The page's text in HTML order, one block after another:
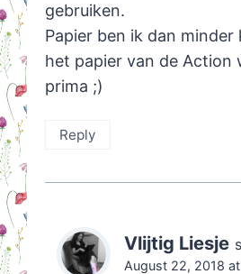
gebruiken.
Papier ben ik dan minder
het papier van de Action
prima ;)
Reply
Vlijtig Liesje
August 22, 2018